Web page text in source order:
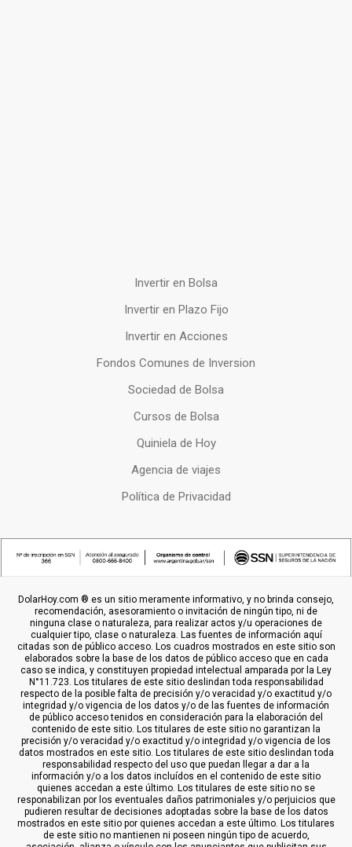
Invertir en Bolsa
Invertir en Plazo Fijo
Invertir en Acciones
Fondos Comunes de Inversion
Sociedad de Bolsa
Cursos de Bolsa
Quiniela de Hoy
Agencia de viajes
Política de Privacidad
DolarHoy.com ® es un sitio meramente informativo, y no brinda consejo,
recomendación, asesoramiento o invitación de ningún tipo, ni de
ninguna clase o naturaleza, para realizar actos y/u operaciones de
cualquier tipo, clase o naturaleza. Las fuentes de información aquí
citadas son de público acceso. Los cuadros mostrados en este sitio son
elaborados sobre la base de los datos de público acceso que en cada
caso se indica, y constituyen propiedad intelectual amparada por la Ley
N°11.723. Los titulares de este sitio deslindan toda responsabilidad
respecto de la posible falta de precisión y/o veracidad y/o exactitud y/o
integridad y/o vigencia de los datos y/o de las fuentes de información
de público acceso tenidos en consideración para la elaboración del
contenido de este sitio. Los titulares de este sitio no garantizan la
precisión y/o veracidad y/o exactitud y/o integridad y/o vigencia de los
datos mostrados en este sitio. Los titulares de este sitio deslindan toda
responsabilidad respecto del uso que puedan llegar a dar a la
información y/o a los datos incluídos en el contenido de este sitio
quienes accedan a este último. Los titulares de este sitio no se
responabilizan por los eventuales daños patrimoniales y/o perjuicios que
pudieren resultar de decisiones adoptadas sobre la base de los datos
mostrados en este sitio por quienes accedan a este último. Los titulares
de este sitio no mantienen ni poseen ningún tipo de acuerdo,